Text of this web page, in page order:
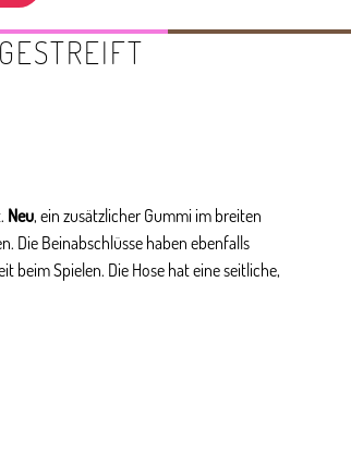
Neu, ein zusätzlicher Gummi im breiten
Die Beinabschlüsse haben ebenfalls
beim Spielen. Die Hose hat eine seitliche,